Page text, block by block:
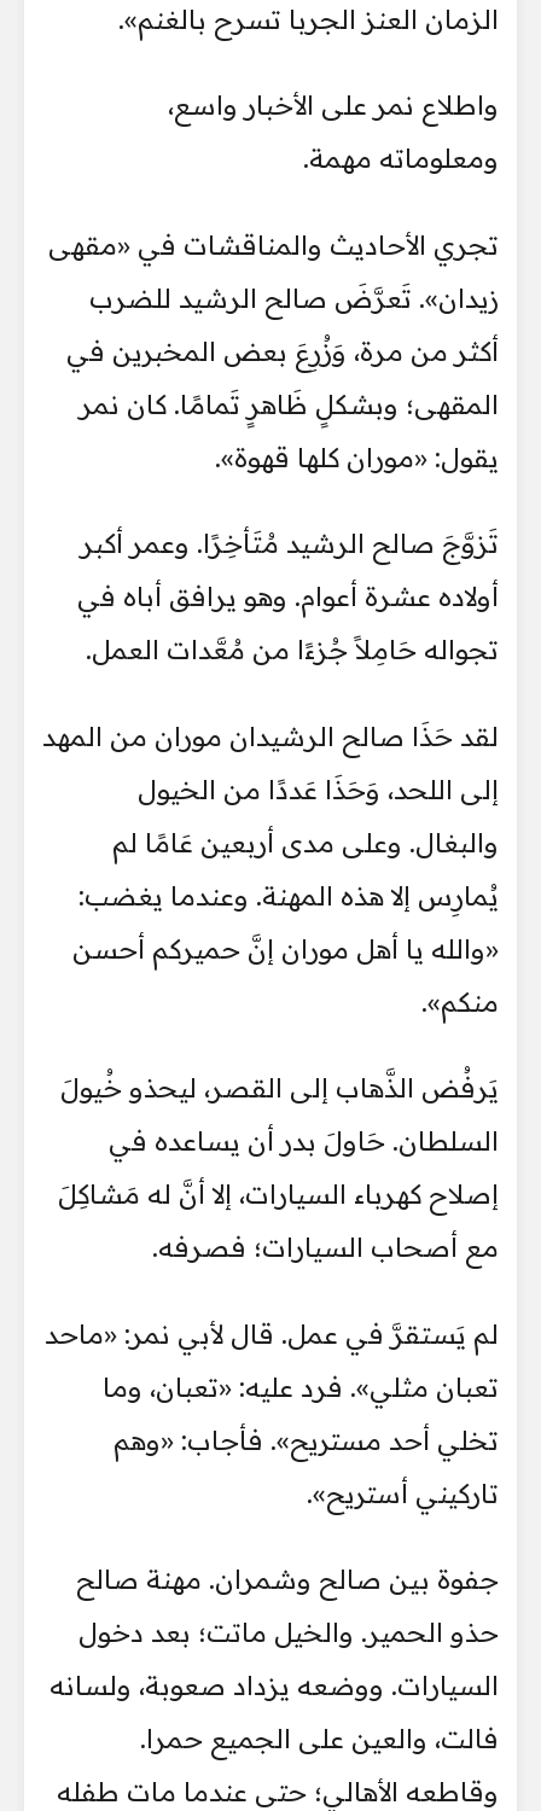
الزمان العنز الجربا تسرح بالغنم».
واطلاع نمر على الأخبار واسع،
ومعلوماته مهمة.
تجري الأحاديث والمناقشات في «مقهى
زيدان». تَعرَّضَ صالح الرشيد للضرب
أكثر من مرة، وَزُرِعَ بعض المخبرين في
المقهى؛ وبشكلٍ ظَاهرٍ تَمامًا. كان نمر
يقول: «موران كلها قهوة».
تَزوَّجَ صالح الرشيد مُتَأخِرًا. وعمر أكبر
أولاده عشرة أعوام. وهو يرافق أباه في
تجواله حَامِلاً جُزءًا من مُعَّدات العمل.
لقد حَذَا صالح الرشيدان موران من المهد
إلى اللحد، وَحَذَا عَددًا من الخيول
والبغال. وعلى مدى أربعين عَامًا لم
يُمارِس إلا هذه المهنة. وعندما يغضب:
«والله يا أهل موران إنَّ حميركم أحسن
منكم».
يَرفُض الذَّهاب إلى القصر، ليحذو خُيولَ
السلطان. حَاولَ بدر أن يساعده في
إصلاح كهرباء السيارات، إلا أنَّ له مَشاكِلَ
مع أصحاب السيارات؛ فصرفه.
لم يَستقرَّ في عمل. قال لأبي نمر: «ماحد
تعبان مثلي». فرد عليه: «تعبان، وما
تخلي أحد مستريح». فأجاب: «وهم
تاركيني أستريح».
جفوة بين صالح وشمران. مهنة صالح
حذو الحمير. والخيل ماتت؛ بعد دخول
السيارات. ووضعه يزداد صعوبة، ولسانه
فالت، والعين على الجميع حمرا.
وقاطعه الأهالي؛ حتى عندما مات طفله